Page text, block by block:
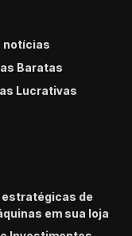
notícias
Baratas
Lucrativas
estratégicas de
em sua loja